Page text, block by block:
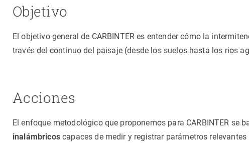
Objetivo
El objetivo general de CARBINTER es entender cómo la
través del continuo del paisaje (desde los suelos hasta los rios
Acciones
El enfoque metodológico que proponemos para CARBINTER se
inalámbricoscapaces de medir y registrar parámetros